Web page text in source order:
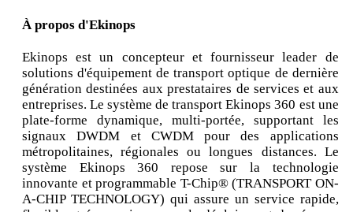
À propos d'Ekinops
Ekinops est un concepteur et fournisseur leader de
solutions d'équipement de transport optique de dernière
génération destinées aux prestataires de services et aux
entreprises. Le système de transport Ekinops 360 est une
plate-forme dynamique, multi-portée, supportant les
signaux DWDM et CWDM pour des applications
métropolitaines, régionales ou longues distances. Le
système Ekinops 360 repose sur la technologie
innovante et programmable T-Chip® (TRANSPORT ON-
A-CHIP TECHNOLOGY) qui assure un service rapide,